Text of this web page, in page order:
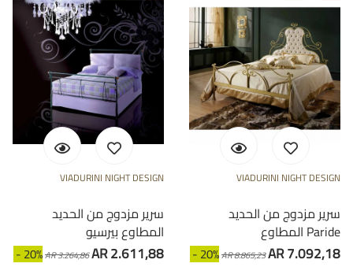
VIADURINI NIGHT DESIGN
سرير مزدوج من الحديد
المطاوع بيرسيو
- 20%AR 3.264,86AR 2.611,88
VIADURINI NIGHT DESIGN
سرير مزدوج من الحديد
المطاوع Paride
- 20%AR 8.865,23AR 7.092,18